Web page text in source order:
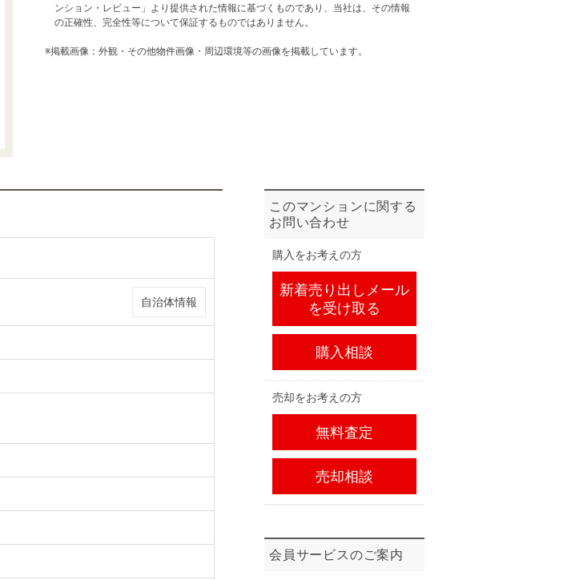
ンション・レビュー」より提供された情報に基づくものであり、当社は、その情報
の正確性、完全性等について保証するものではありません。
※掲載画像：外観・その他物件画像・周辺環境等の画像を掲載しています。
自治体情報
このマンションに関する
お問い合わせ
購入をお考えの方
新着売り出しメール
を受け取る
購入相談
売却をお考えの方
無料査定
売却相談
会員サービスのご案内